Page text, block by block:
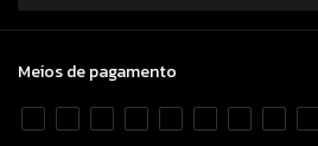
Meios de pagamento